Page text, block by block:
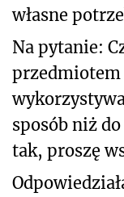
własne
Na pytanie:
przedmiotem
sposób niż
tak, proszę